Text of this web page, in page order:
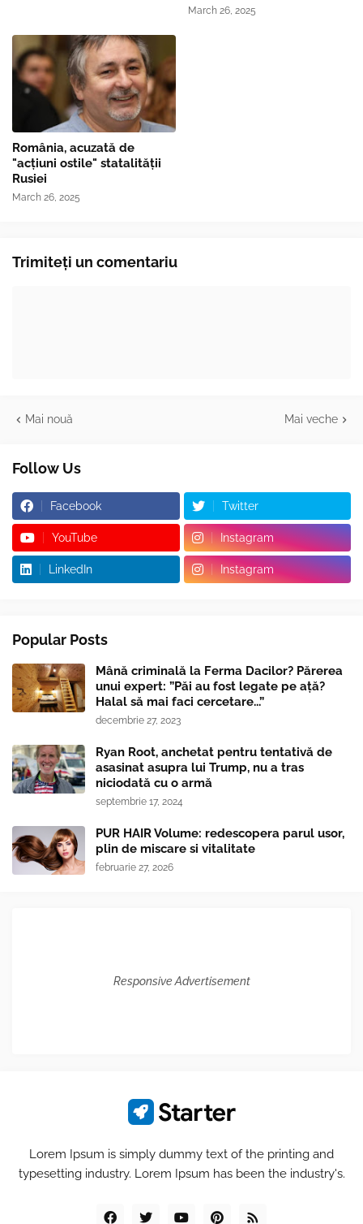
March 26, 2025
România, acuzată de
"acțiuni ostile" statalității
Rusiei
March 26, 2025
Trimiteți un comentariu
Mai nouă Mai veche
Follow Us
Facebook Twitter
YouTube Instagram
LinkedIn Instagram
Popular Posts
Mână criminală la Ferma Dacilor? Părerea
unui expert: ”Păi au fost legate pe ață?
Halal să mai faci cercetare...”
decembrie 27, 2023
Ryan Root, anchetat pentru tentativă de
asasinat asupra lui Trump, nu a tras
niciodată cu o armă
septembrie 17, 2024
PUR HAIR Volume: redescopera parul usor,
plin de miscare si vitalitate
februarie 27, 2026
Responsive Advertisement
Lorem Ipsum is simply dummy text of the printing and
typesetting industry. Lorem Ipsum has been the industry's.